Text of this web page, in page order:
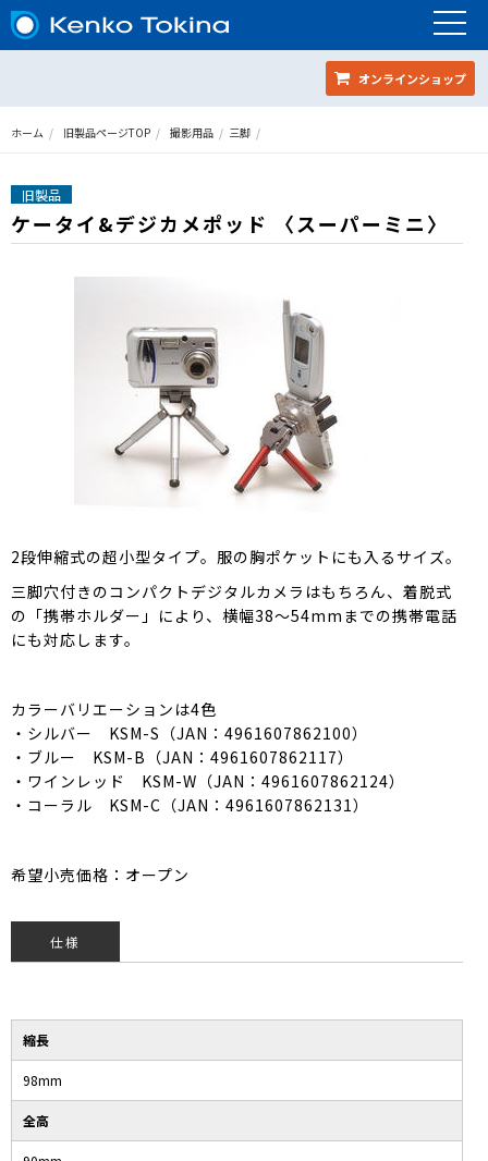
オンラインショップ
ホーム 旧製品ページTOP 撮影用品 三脚
旧製品
ケータイ&デジカメポッド 〈スーパーミニ〉
2段伸縮式の超小型タイプ。服の胸ポケットにも入るサイズ。
三脚穴付きのコンパクトデジタルカメラはもちろん、着脱式
の「携帯ホルダー」により、横幅38～54mmまでの携帯電話
にも対応します。
カラーバリエーションは4色
・シルバー KSM-S（JAN：4961607862100）
・ブルー KSM-B（JAN：4961607862117）
・ワインレッド KSM-W（JAN：4961607862124）
・コーラル KSM-C（JAN：4961607862131）
希望小売価格：オープン
仕様
縮長
98mm
全高